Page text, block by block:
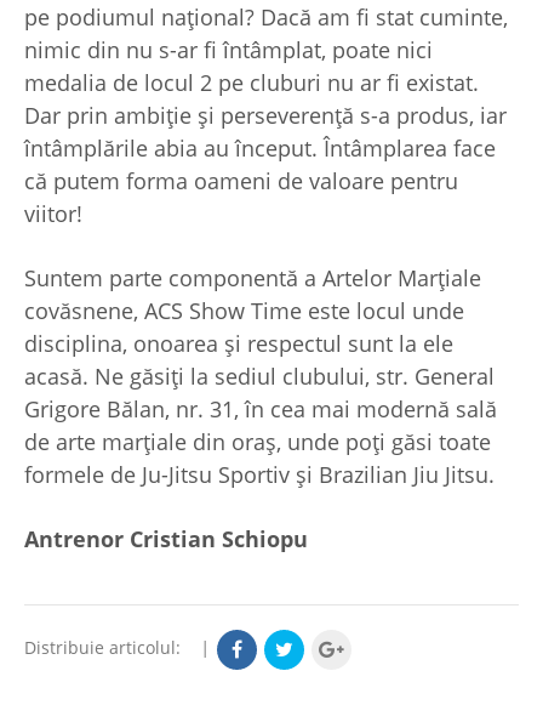
pe podiumul național? Dacă am fi stat cuminte,
nimic din nu s-ar fi întâmplat, poate nici
medalia de locul 2 pe cluburi nu ar fi existat.
Dar prin ambiție și perseverență s-a produs, iar
întâmplările abia au început. Întâmplarea face
că putem forma oameni de valoare pentru
viitor!
Suntem parte componentă a Artelor Marțiale
covăsnene, ACS Show Time este locul unde
disciplina, onoarea și respectul sunt la ele
acasă. Ne găsiți la sediul clubului, str. General
Grigore Bălan, nr. 31, în cea mai modernă sală
de arte marțiale din oraș, unde poți găsi toate
formele de Ju-Jitsu Sportiv și Brazilian Jiu Jitsu.
Antrenor Cristian Schiopu
Distribuie articolul: |